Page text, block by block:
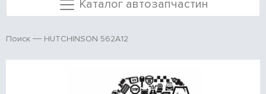
Каталог автозапчастин
Поиск HUTCHINSON 562A12